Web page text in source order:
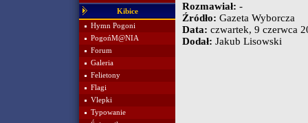
Kibice
Hymn Pogoni
PogońM@NIA
Forum
Galeria
Felietony
Flagi
Vlepki
Typowanie
Rozmawiał: -
Źródło: Gazeta Wyborcza
Data: czwartek, 9 czerwca
Dodał: Jakub Lisowski